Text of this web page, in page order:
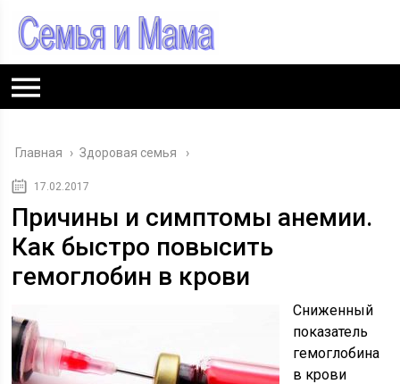
Главная › Здоровая семья
17.02.2017
Причины и симптомы анемии.
Как быстро повысить
гемоглобин в крови
Сниженный
показатель
гемоглобина
в крови